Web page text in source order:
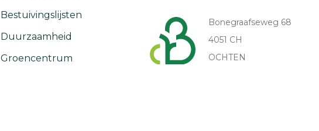
Bestuivingslijsten
Duurzaamheid
Groencentrum
Bonegraafseweg 68
4051 CH
OCHTEN